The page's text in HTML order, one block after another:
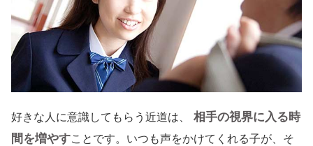
好きな人に意識してもらう近道は、
相手の視界に入る時
間を増やすことです。いつも声をかけてくれる子が、そ